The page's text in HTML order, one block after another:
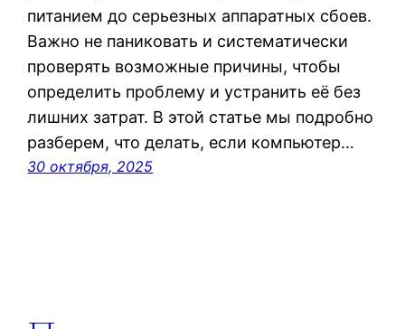
питанием до серьезных аппаратных сбоев.
Важно не паниковать и систематически
проверять возможные причины, чтобы
определить проблему и устранить её без
лишних затрат. В этой статье мы подробно
разберем, что делать, если компьютер…
30 октября, 2025